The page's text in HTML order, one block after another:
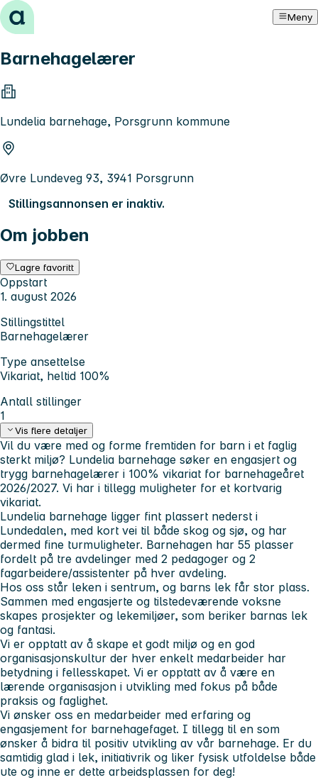
Hopp til innhold Meny
Barnehagelærer
Lundelia barnehage, Porsgrunn kommune
Øvre Lundeveg 93, 3941 Porsgrunn
Stillingsannonsen er inaktiv.
Om jobben
Lagre favoritt
Oppstart
1. august 2026
Stillingstittel
Barnehagelærer
Type ansettelse
Vikariat, heltid 100%
Antall stillinger
1
Vis flere detaljer
Vil du være med og forme fremtiden for barn i et faglig
sterkt miljø? Lundelia barnehage søker en engasjert og
trygg barnehagelærer i 100% vikariat for barnehageåret
2026/2027. Vi har i tillegg muligheter for et kortvarig
vikariat.
Lundelia barnehage ligger fint plassert nederst i
Lundedalen, med kort vei til både skog og sjø, og har
dermed fine turmuligheter. Barnehagen har 55 plasser
fordelt på tre avdelinger med 2 pedagoger og 2
fagarbeidere/assistenter på hver avdeling.
Hos oss står leken i sentrum, og barns lek får stor plass.
Sammen med engasjerte og tilstedeværende voksne
skapes prosjekter og lekemiljøer, som beriker barnas lek
og fantasi.
Vi er opptatt av å skape et godt miljø og en god
organisasjonskultur der hver enkelt medarbeider har
betydning i fellesskapet. Vi er opptatt av å være en
lærende organisasjon i utvikling med fokus på både
praksis og faglighet.
Vi ønsker oss en medarbeider med erfaring og
engasjement for barnehagefaget. I tillegg til en som
ønsker å bidra til positiv utvikling av vår barnehage. Er du
samtidig glad i lek, initiativrik og liker fysisk utfoldelse både
ute og inne er dette arbeidsplassen for deg!